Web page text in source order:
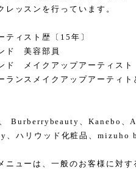
レッスンを行っています。
ティスト歴〔15年〕
ド 美容部員
ド メイクアップアーティスト
ランスメイクアップアーティト
Burberrybeauty、Kanebo、
、ハリウッド化粧品、mizuho
ニューは、一般のお客様に対